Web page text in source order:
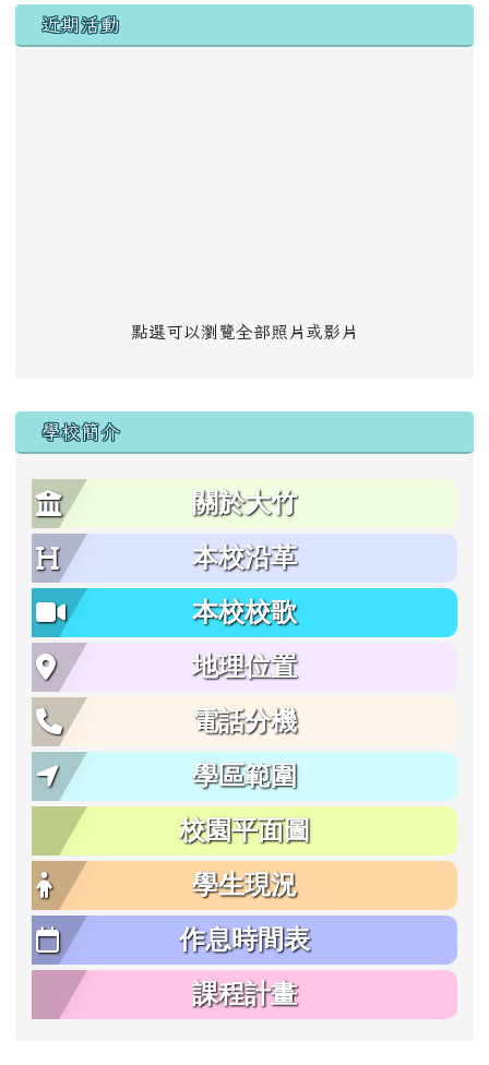
左邊區域內容
近期活動
點選可以瀏覽全部照片或影片
學校簡介
關於大竹
本校沿革
本校校歌
地理位置
電話分機
學區範圍
校園平面圖
學生現況
作息時間表
課程計畫